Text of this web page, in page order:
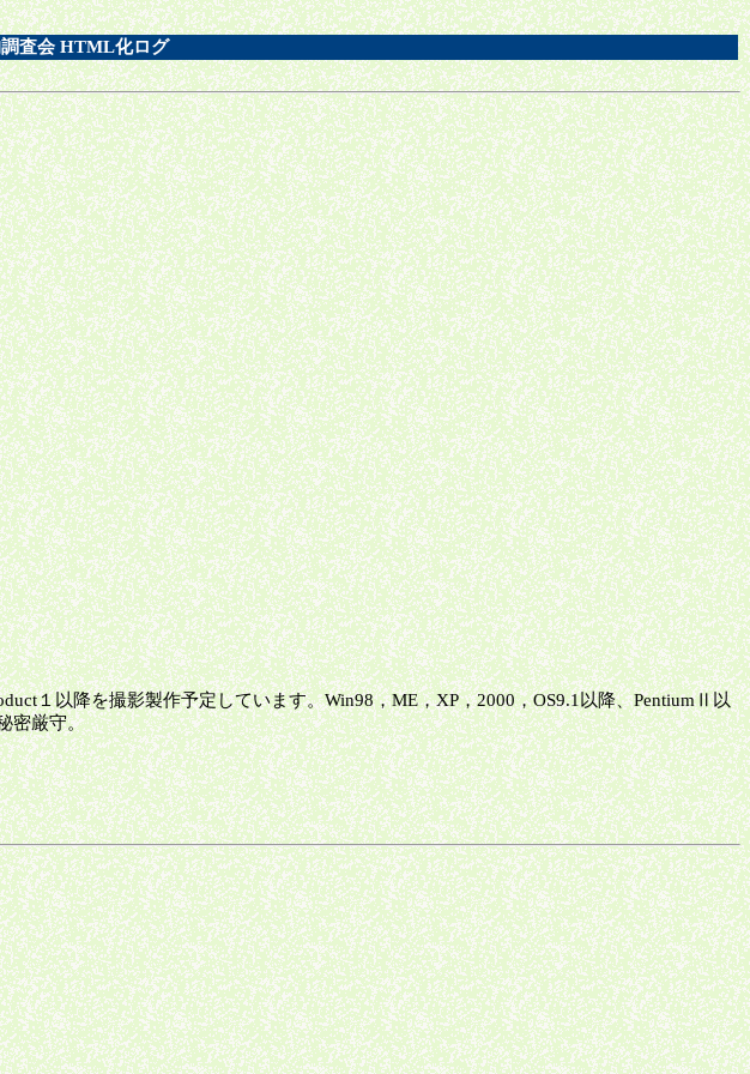
査会 HTML化ログ
１以降を撮影製作予定しています。Win98，ME，XP，2000，OS9.1以降、PentiumⅡ以
密厳守。